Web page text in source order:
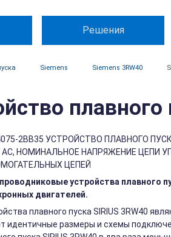
Решения
Siemens Siemens 3RW40
плавного
2BB35 УСТРОЙСТВО ПЛАВНОГО
AC, НОМИНАЛЬНОЕ НАПРЯЖЕНИЕ ЦЕПИ
ЦЕПЕЙ
устройства плавного
двигателей.
плавного пуска SIRIUS 3RW40
идентичные размеры и схемы